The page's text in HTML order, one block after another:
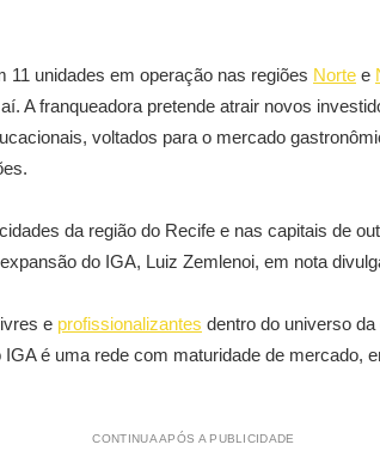
11 unidades em operação nas regiões Norte e
A franqueadora pretende atrair novos
voltados para o mercado
da região do Recife e nas capitais de
do IGA, Luiz Zemlenoi, em nota
e profissionalizantes dentro do universo
é uma rede com maturidade de mercado,
CONTINUA APÓS A PUBLICIDADE